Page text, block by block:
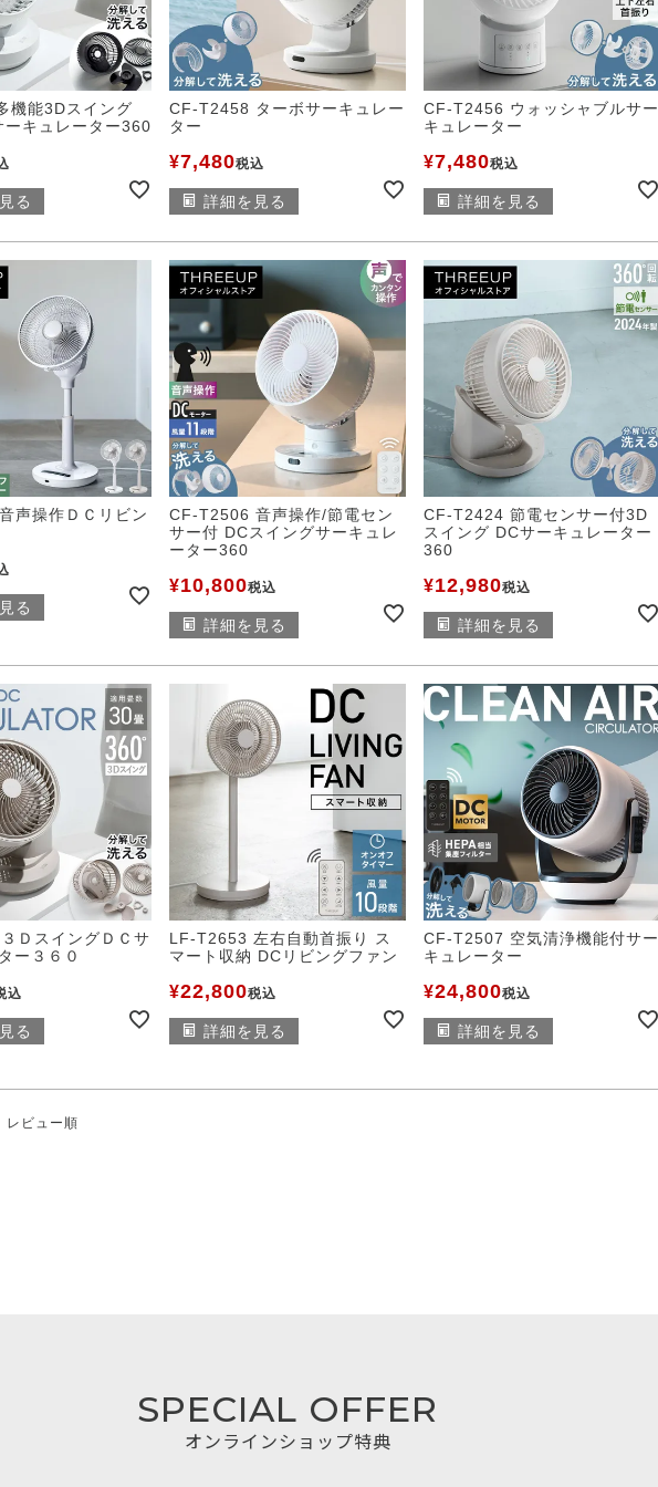
機能3Dスイング
ーキュレーター360
る
CF-T2458 ターボサーキュレー
ター
¥7,480税込
詳細を見る
CF-T2456 ウォッシャブルサー
キュレーター
¥7,480税込
詳細を見る
声操作ＤＣリビン
る
CF-T2506 音声操作/節電セン
サー付 DCスイングサーキュレ
ーター360
¥10,800税込
詳細を見る
CF-T2424 節電センサー付3D
スイング DCサーキュレーター
360
¥12,980税込
詳細を見る
ＤスイングＤＣサ
ー３６０
込
る
LF-T2653 左右自動首振り ス
マート収納 DCリビングファン
¥22,800税込
詳細を見る
CF-T2507 空気清浄機能付サー
キュレーター
¥24,800税込
詳細を見る
レビュー順
SPECIAL OFFER
オンラインショップ特典